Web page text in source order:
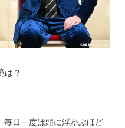
は？
毎日一度は頭に浮かぶほど